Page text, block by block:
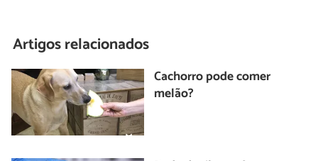
Artigos relacionados
Cachorro pode comer
melão?